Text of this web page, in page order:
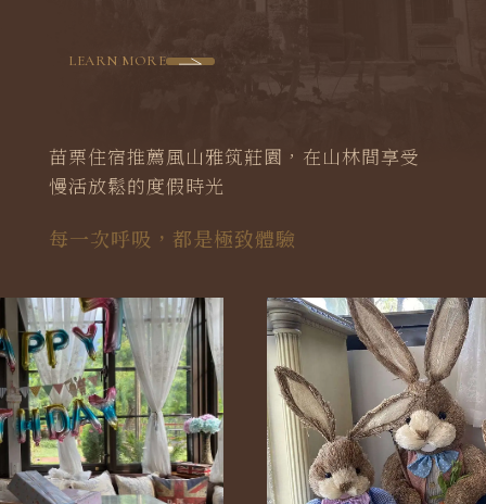
LEARN MORE
苗栗住宿推薦風山雅筑莊園，在山林間享受
慢活放鬆的度假時光
每一次呼吸，都是極致體驗